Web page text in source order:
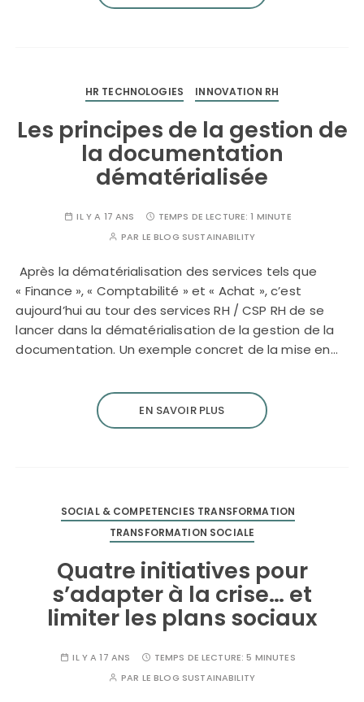
HR TECHNOLOGIES INNOVATION RH
Les principes de la gestion de
la documentation
dématérialisée
IL Y A 17 ANS TEMPS DE LECTURE:1 MINUTE
PAR LE BLOG SUSTAINABILITY
Après la dématérialisation des services tels que
« Finance », « Comptabilité » et « Achat », c’est
aujourd’hui au tour des services RH / CSP RH de se
lancer dans la dématérialisation de la gestion de la
documentation. Un exemple concret de la mise en…
EN SAVOIR PLUS
SOCIAL & COMPETENCIES TRANSFORMATION
TRANSFORMATION SOCIALE
Quatre initiatives pour
s’adapter à la crise… et
limiter les plans sociaux
IL Y A 17 ANS TEMPS DE LECTURE:5 MINUTES
PAR LE BLOG SUSTAINABILITY